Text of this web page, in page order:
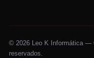
© 2026 Leo K Informática —
reservados.